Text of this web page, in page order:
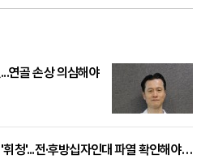
연골 손상 의심해야
무릎 통증 가라앉았는데 자꾸 '휘청'...전·후방십자인대 파열 확인해야 [곽우경 원장 칼럼]